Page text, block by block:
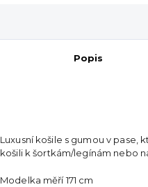
Popis
Luxusní košile s gumou v pase,
košili k šortkám/legínám nebo
Modelka měří 171 cm